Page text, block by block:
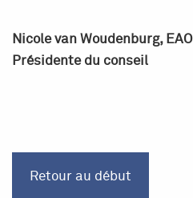
Nicole van Woudenburg, EAO
Présidente du conseil
Retour au début